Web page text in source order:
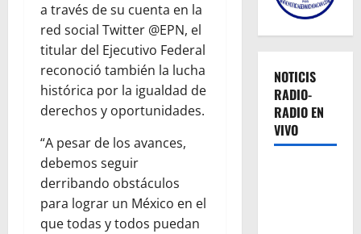
a través de su cuenta en la
red social Twitter @EPN, el
titular del Ejecutivo Federal
reconoció también la lucha
histórica por la igualdad de
derechos y oportunidades.
“A pesar de los avances,
debemos seguir
derribando obstáculos
para lograr un México en el
que todas y todos puedan
NOTICIS
RADIO-
RADIO EN
VIVO